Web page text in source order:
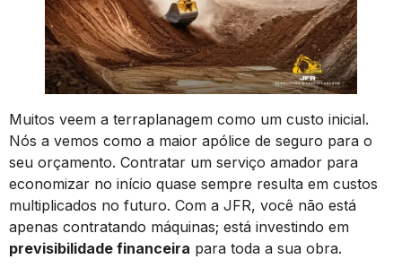
Muitos veem a terraplanagem como um custo inicial.
Nós a vemos como a maior apólice de seguro para o
seu orçamento. Contratar um serviço amador para
economizar no início quase sempre resulta em custos
multiplicados no futuro. Com a JFR, você não está
apenas contratando máquinas; está investindo em
previsibilidade financeira para toda a sua obra.